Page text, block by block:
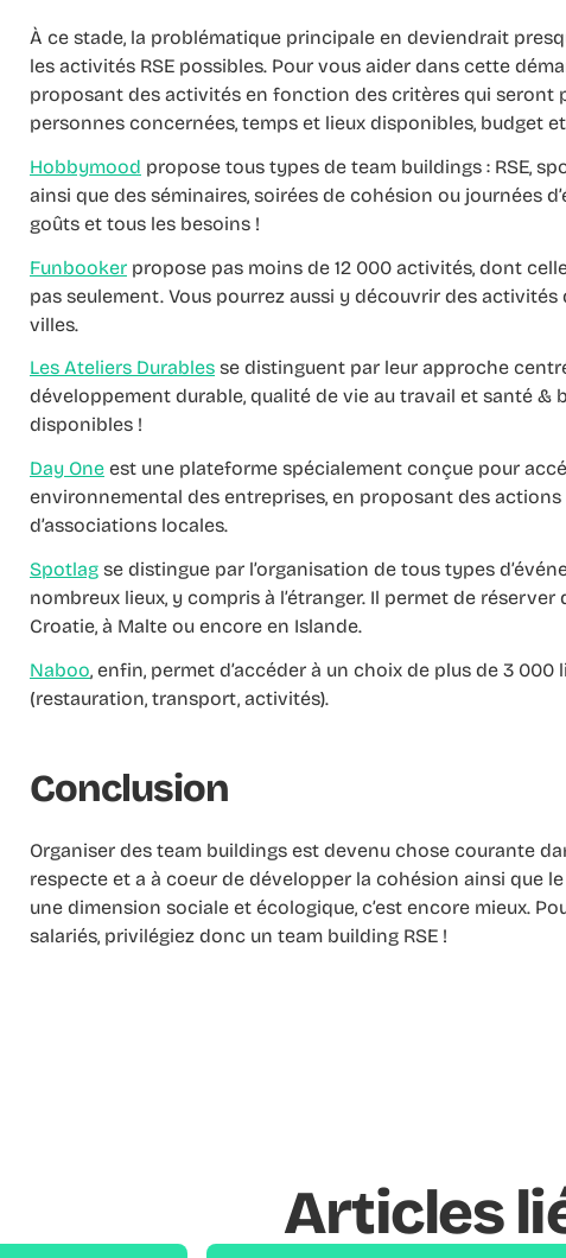
À ce stade, la problématique principale en deviendrait
les activités RSE possibles. Pour vous aider dans cette
proposant des activités en fonction des critères qui seront
personnes concernées, temps et lieux disponibles, budget
Hobbymood propose tous types de team buildings : RSE,
ainsi que des séminaires, soirées de cohésion ou journées
goûts et tous les besoins !
Funbooker propose pas moins de 12 000 activités, dont
pas seulement. Vous pourrez aussi y découvrir des
villes.
Les Ateliers Durables se distinguent par leur approche
développement durable, qualité de vie au travail et santé &
disponibles !
Day One est une plateforme spécialement conçue pour
environnemental des entreprises, en proposant des
d’associations locales.
Spotlag se distingue par l’organisation de tous types
nombreux lieux, y compris à l’étranger. Il permet de réserver
Croatie, à Malte ou encore en Islande.
Naboo, enfin, permet d’accéder à un choix de plus de 3
(restauration, transport, activités).
Conclusion
Organiser des team buildings est devenu chose courante
respecte et a à coeur de développer la cohésion ainsi que
une dimension sociale et écologique, c’est encore mieux.
salariés, privilégiez donc un team building RSE !
Articles